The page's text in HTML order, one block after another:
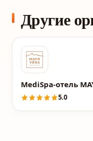
Другие
MediSpa-отель
5.0